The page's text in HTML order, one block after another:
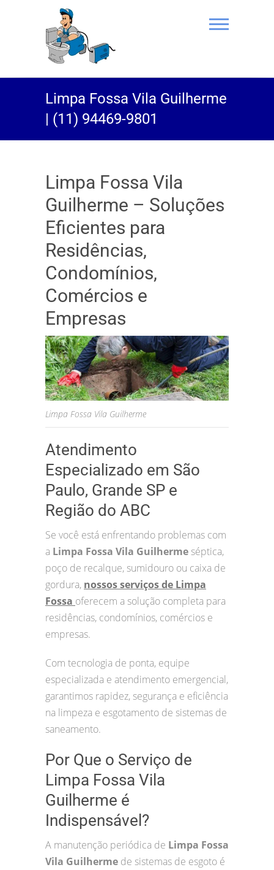
(11) 94469-
9801 |
Rei do Esgoto
Limpa Fossa Vila Guilherme
| (11) 94469-9801
Limpa Fossa Vila
Guilherme – Soluções
Eficientes para
Residências,
Condomínios,
Comércios e
Empresas
Limpa Fossa Vila Guilherme
Atendimento
Especializado em São
Paulo, Grande SP e
Região do ABC
Se você está enfrentando problemas com
a Limpa Fossa Vila Guilherme séptica,
poço de recalque, sumidouro ou caixa de
gordura, nossos serviços de Limpa
Fossa oferecem a solução completa para
residências, condomínios, comércios e
empresas.
Com tecnologia de ponta, equipe
especializada e atendimento emergencial,
garantimos rapidez, segurança e eficiência
na limpeza e esgotamento de sistemas de
saneamento.
Por Que o Serviço de
Limpa Fossa Vila
Guilherme é
Indispensável?
A manutenção periódica de Limpa Fossa
Vila Guilherme de sistemas de esgoto é